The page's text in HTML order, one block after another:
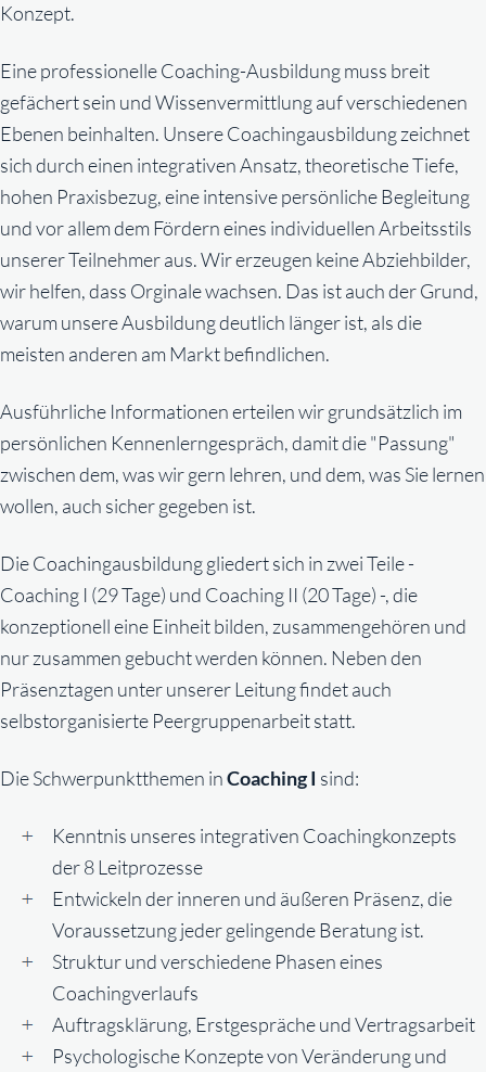
Konzept.
Eine professionelle Coaching-Ausbildung muss breit
gefächert sein und Wissenvermittlung auf verschiedenen
Ebenen beinhalten. Unsere Coachingausbildung zeichnet
sich durch einen integrativen Ansatz, theoretische Tiefe,
hohen Praxisbezug, eine intensive persönliche Begleitung
und vor allem dem Fördern eines individuellen Arbeitsstils
unserer Teilnehmer aus. Wir erzeugen keine Abziehbilder,
wir helfen, dass Orginale wachsen. Das ist auch der Grund,
warum unsere Ausbildung deutlich länger ist, als die
meisten anderen am Markt befindlichen.
Ausführliche Informationen erteilen wir grundsätzlich im
persönlichen Kennenlerngespräch, damit die "Passung"
zwischen dem, was wir gern lehren, und dem, was Sie lernen
wollen, auch sicher gegeben ist.
Die Coachingausbildung gliedert sich in zwei Teile -
Coaching I (29 Tage) und Coaching II (20 Tage) -, die
konzeptionell eine Einheit bilden, zusammengehören und
nur zusammen gebucht werden können. Neben den
Präsenztagen unter unserer Leitung findet auch
selbstorganisierte Peergruppenarbeit statt.
Die Schwerpunktthemen inCoaching I sind:
Kenntnis unseres integrativen Coachingkonzepts
der 8 Leitprozesse
Entwickeln der inneren und äußeren Präsenz, die
Voraussetzung jeder gelingende Beratung ist.
Struktur und verschiedene Phasen eines
Coachingverlaufs
Auftragsklärung, Erstgespräche und Vertragsarbeit
Psychologische Konzepte von Veränderung und